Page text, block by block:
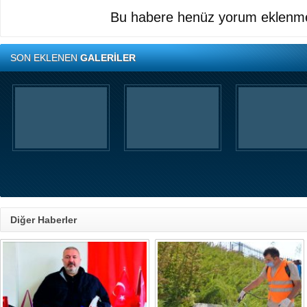
Bu habere henüz yorum
SON EKLENENGALERİLER
Diğer Haberler